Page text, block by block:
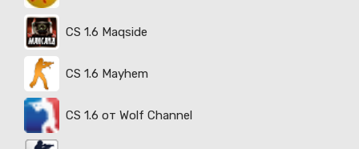
CS 1.6 Maqside
CS 1.6 Mayhem
CS 1.6 от Wolf Channel